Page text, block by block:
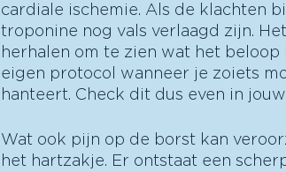
cardiale ischemie. Als de klachten
troponine nog vals verlaagd zijn.
herhalen om te zien wat het
eigen protocol wanneer je zoiets
hanteert. Check dit dus even in
Wat ook pijn op de borst kan
het hartzakje. Er ontstaat een